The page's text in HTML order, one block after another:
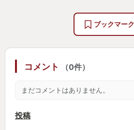
ブックマーク
コメント （0件）
まだコメントはありません。
投稿